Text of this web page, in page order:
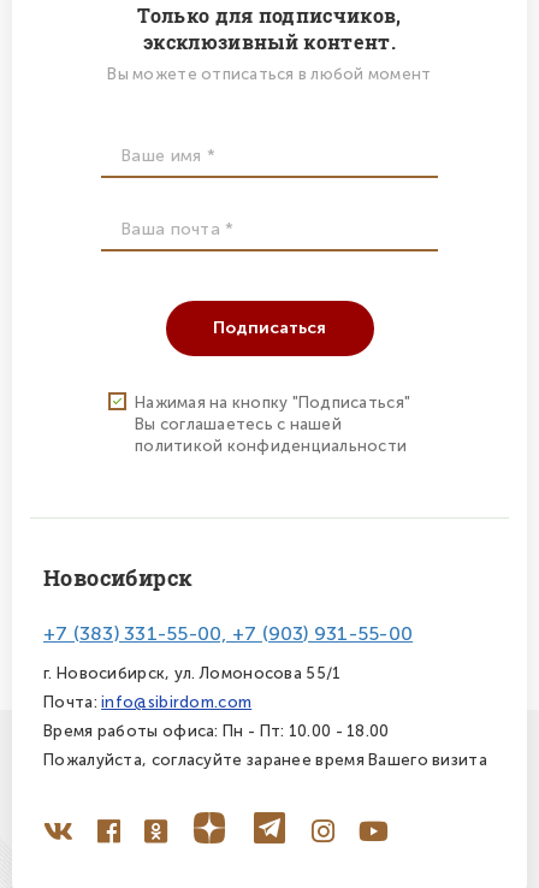
Только для подписчиков,
эксклюзивный контент.
Вы можете отписаться в любой момент
Подписаться
Нажимая на кнопку "Подписаться"
Вы соглашаетесь с нашей
политикой конфиденциальности
Новосибирск
+7 (383) 331-55-00, +7 (903) 931-55-00
г. Новосибирск, ул. Ломоносова 55/1
Почта:info@sibirdom.com
Время работы офиса: Пн - Пт: 10.00 - 18.00
Пожалуйста, согласуйте заранее время Вашего визита